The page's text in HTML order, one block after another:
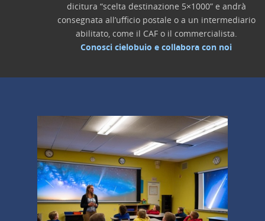
dicitura “scelta destinazione 5×1000” e andrà
consegnata all’ufficio postale o a un intermediario
abilitato, come il CAF o il commercialista.
Conosci cielobuio e collabora con noi